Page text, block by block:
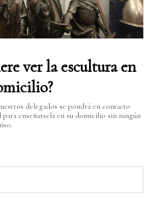
ver la escultura en
delegados se pondrá en contacto
para enseñarsela en su domicilio sin ningún